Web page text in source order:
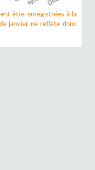
être enregistrées à la
janvier ne reflète donc